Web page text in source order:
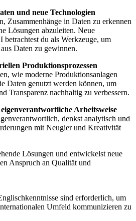
und neue Technologien
Zusammenhänge in Daten zu erkennen
Lösungen abzuleiten. Neue
du als Werkzeuge, um
Daten zu gewinnen.
Produktionsprozessen
wie moderne Produktionsanlagen
Daten genutzt werden können, um
Transparenz nachhaltig zu verbessern.
Arbeitsweise
denkst analytisch und
mit Neugier und Kreativität
Lösungen und entwickelst neue
Anspruch an Qualität und
sind erforderlich, um
Umfeld kommunizieren zu